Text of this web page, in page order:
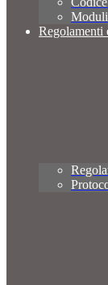
Regolamenti